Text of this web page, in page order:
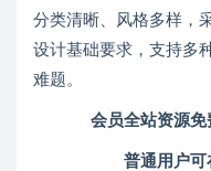
分类清晰、风格多样，
设计基础要求，支持多
难题。
会员全站资源
普通用户可